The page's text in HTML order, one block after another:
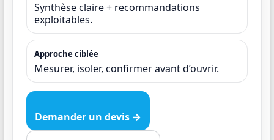
Synthèse claire + recommandations
exploitables.
Approche ciblée
Mesurer, isoler, confirmer avant d’ouvrir.
Demander un devis →